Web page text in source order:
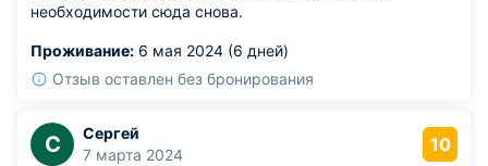
необходимости сюда снова.
Проживание: 6 мая 2024 (6 дней)
Отзыв оставлен без бронирования
С
Сергей
7 марта 2024
10